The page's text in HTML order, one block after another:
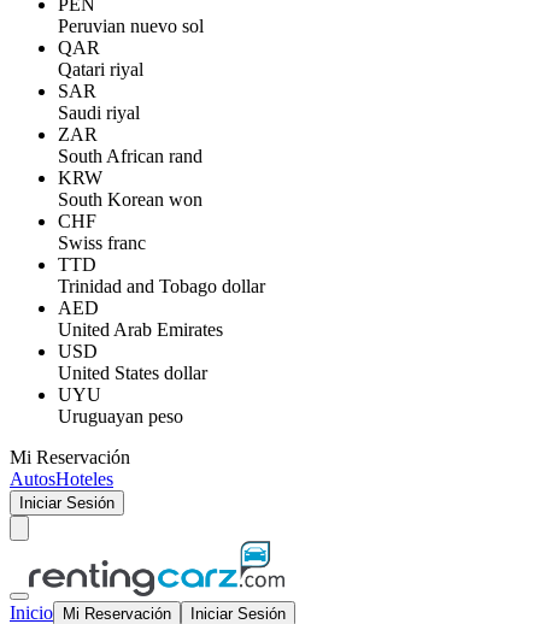
PEN
Peruvian nuevo sol
QAR
Qatari riyal
SAR
Saudi riyal
ZAR
South African rand
KRW
South Korean won
CHF
Swiss franc
TTD
Trinidad and Tobago dollar
AED
United Arab Emirates
USD
United States dollar
UYU
Uruguayan peso
Mi Reservación
AutosHoteles
Iniciar Sesión
Inicio Mi Reservación Iniciar Sesión